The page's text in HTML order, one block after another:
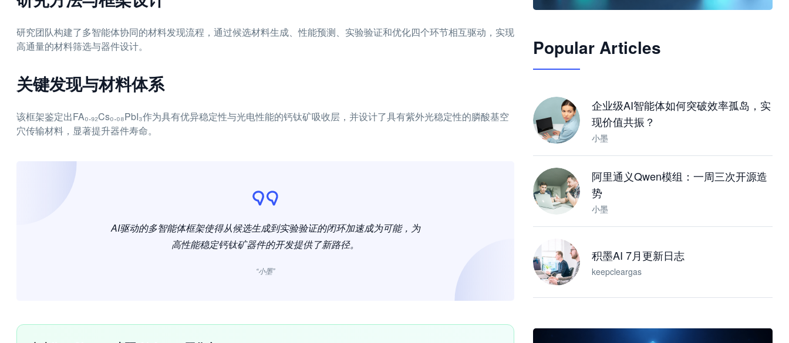
研究团队构建了多智能体协同的材料发现流程，通过候选材料生成、性能预测、实验验证和优化四个环节相互驱动，实现
高通量的材料筛选与器件设计。
关键发现与材料体系
该框架鉴定出FA₀.₉₂Cs₀.₀₈PbI₃作为具有优异稳定性与光电性能的钙钛矿吸收层，并设计了具有紫外光稳定性的膦酸基空
穴传输材料，显著提升器件寿命。
AI驱动的多智能体框架使得从候选生成到实验验证的闭环加速成为可能，为
高性能稳定钙钛矿器件的开发提供了新路径。
“小墨”
JimoClaw 桌面 AI Agent 工作台
Popular Articles
企业级AI智能体如何突破效率孤岛，实
现价值共振？
小墨
阿里通义Qwen模组：一周三次开源造
势
小墨
积墨AI 7月更新日志
keepcleargas